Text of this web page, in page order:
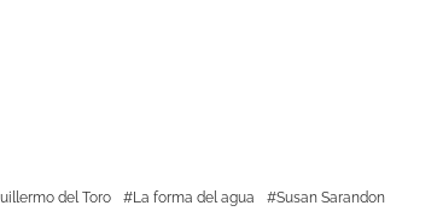
del Toro La forma del agua Susan Sarandon